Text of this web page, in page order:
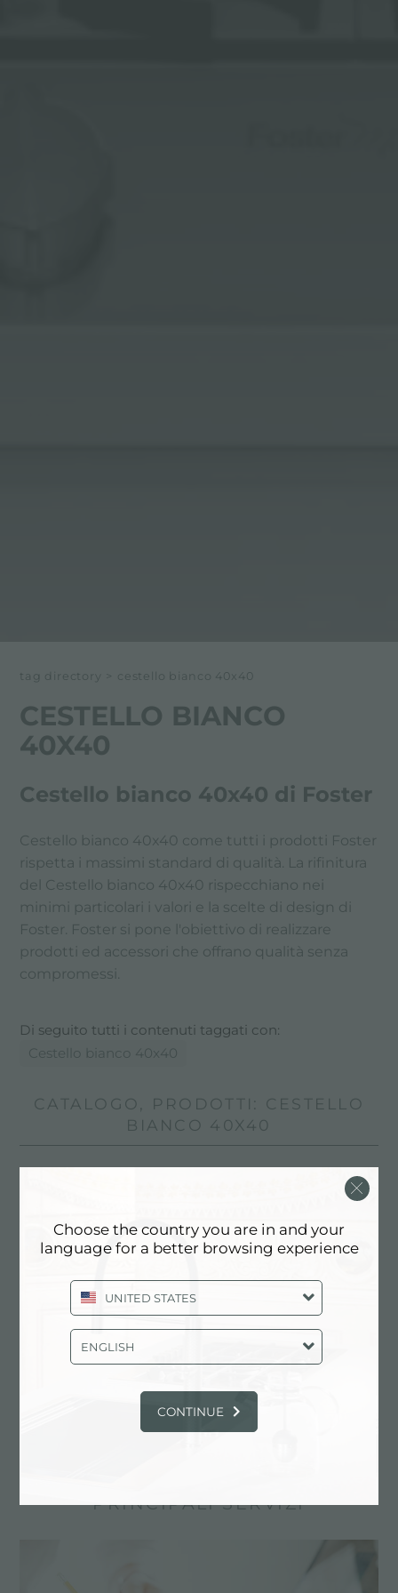
tag directory > cestello bianco 40x40
CESTELLO BIANCO
40X40
Cestello bianco 40x40 di Foster
Cestello bianco 40x40 come tutti i prodotti Foster
rispetta i massimi standard di qualità. La rifinitura
del Cestello bianco 40x40 rispecchiano nei
minimi particolari i valori e la scelte di design di
Foster. Foster si pone l'obiettivo di realizzare
prodotti ed accessori che offrano qualità senza
compromessi.
Di seguito tutti i contenuti taggati con:
Cestello bianco 40x40
CATALOGO, PRODOTTI: CESTELLO
BIANCO 40X40
PRINCIPALI SERVIZI
Choose the country you are in and your
language for a better browsing experience
UNITED STATES
ENGLISH
CONTINUE